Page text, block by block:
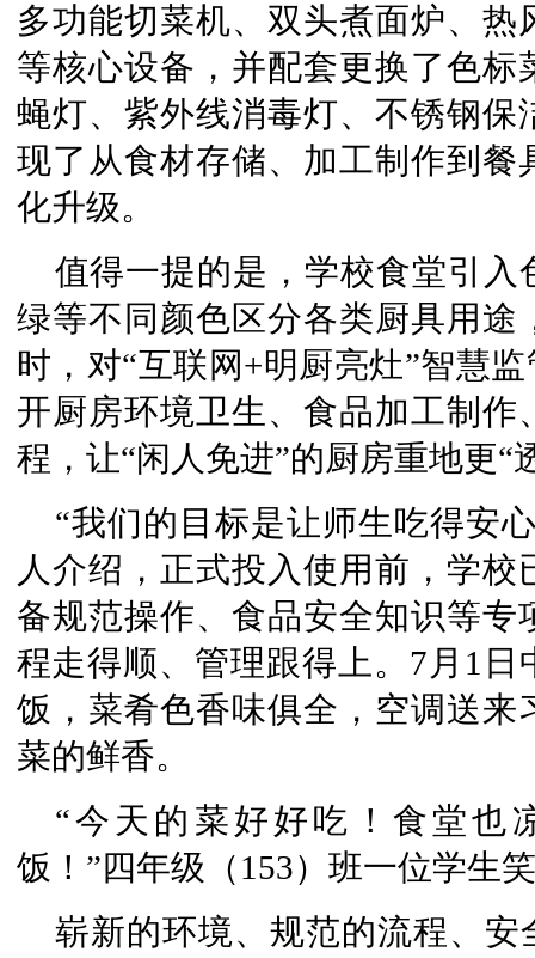
多功能切菜机、双头煮面炉、
等核心设备，并配套更换了色
蝇灯、紫外线消毒灯、不锈钢
现了从食材存储、加工制作到
化升级。
值得一提的是，学校食堂引
绿等不同颜色区分各类厨具用
时，对“互联网+明厨亮灶”智慧
开厨房环境卫生、食品加工制
程，让“闲人免进”的厨房重地更“
“我们的目标是让师生吃得安
人介绍，正式投入使用前，学
备规范操作、食品安全知识等
程走得顺、管理跟得上。7月1
饭，菜肴色香味俱全，空调送
菜的鲜香。
“今天的菜好好吃！食堂也
饭！”四年级（153）班一位学生
崭新的环境、规范的流程、